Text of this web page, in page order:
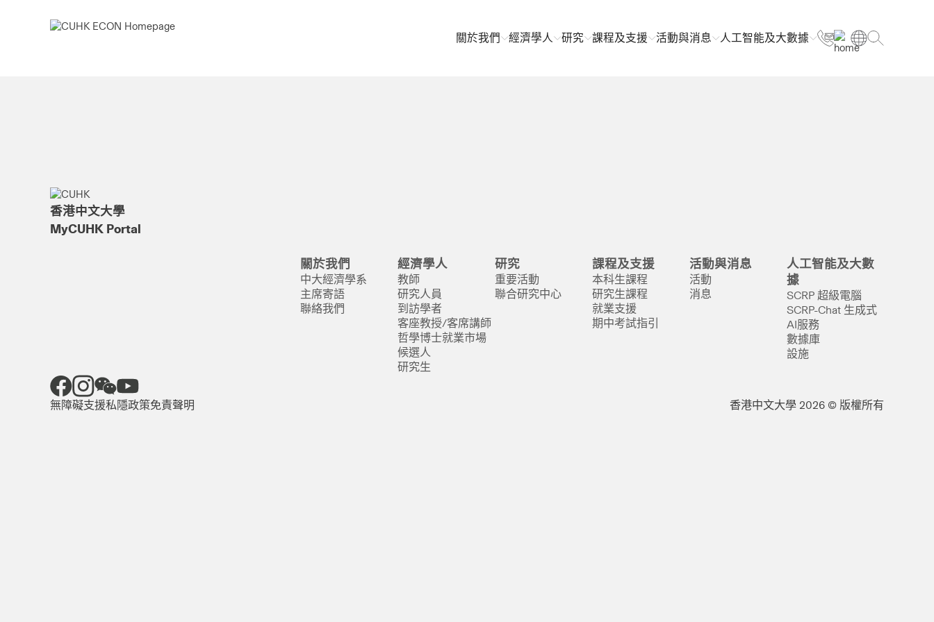
關於我們 經濟學人 研究 課程及支援 活動與消息 人工智能及大數據
香港中文大學
MyCUHK Portal
關於我們
中大經濟學系
主席寄語
聯絡我們
經濟學人
教師
研究人員
到訪學者
客座教授/客席講師
哲學博士就業市場
候選人
研究生
研究
重要活動
聯合研究中心
課程及支援
本科生課程
研究生課程
就業支援
期中考試指引
活動與消息
活動
消息
人工智能及大數
據
SCRP 超級電腦
SCRP-Chat 生成式
AI服務
數據庫
設施
無障礙支援私隱政策免責聲明 香港中文大學 2026 © 版權所有